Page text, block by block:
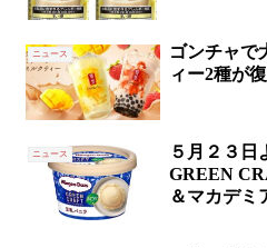
ニュース
ゴンチャで
ィー2種が
ニュース
５月２３日
GREEN
＆マカデミ